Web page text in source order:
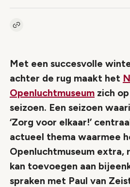
Kopieer link naar artikel
Met een succesvolle
achter de rug maakt het
Openluchtmuseum zich
seizoen. Een seizoen
‘Zorg voor elkaar!’
actueel thema waarmee
Openluchtmuseum extra,
kan toevoegen aan
spraken met Paul van